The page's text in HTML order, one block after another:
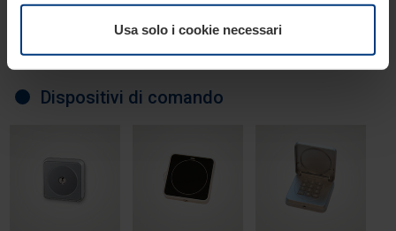
Usa solo i cookie necessari
Dispositivi di comando